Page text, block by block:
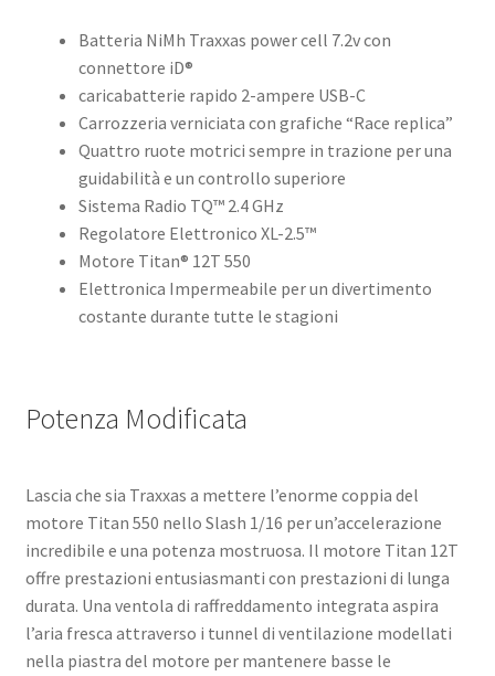
Batteria NiMh Traxxas power cell 7.2v con
connettore iD®
caricabatterie rapido 2-ampere USB-C
Carrozzeria verniciata con grafiche “Race replica”
Quattro ruote motrici sempre in trazione per una
guidabilità e un controllo superiore
Sistema Radio TQ™ 2.4 GHz
Regolatore Elettronico XL-2.5™
Motore Titan® 12T 550
Elettronica Impermeabile per un divertimento
costante durante tutte le stagioni
Potenza Modificata
Lascia che sia Traxxas a mettere l’enorme coppia del
motore Titan 550 nello Slash 1/16 per un’accelerazione
incredibile e una potenza mostruosa. Il motore Titan 12T
offre prestazioni entusiasmanti con prestazioni di lunga
durata. Una ventola di raffreddamento integrata aspira
l’aria fresca attraverso i tunnel di ventilazione modellati
nella piastra del motore per mantenere basse le